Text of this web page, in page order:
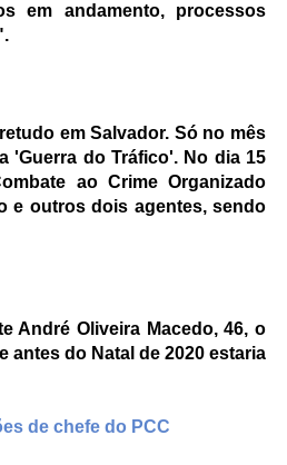
em andamento, processos
em Salvador. Só no mês
'Guerra do Tráfico'. No dia 15
ao Crime Organizado
e outros dois agentes, sendo
André Oliveira Macedo, 46, o
antes do Natal de 2020 estaria
de chefe do PCC